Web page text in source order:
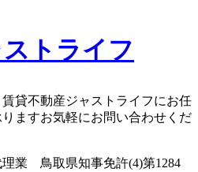
トライフ
貸不動産ジャストライフにお任
ますお気軽にお問い合わせくだ
業 鳥取県知事免許(4)第1284